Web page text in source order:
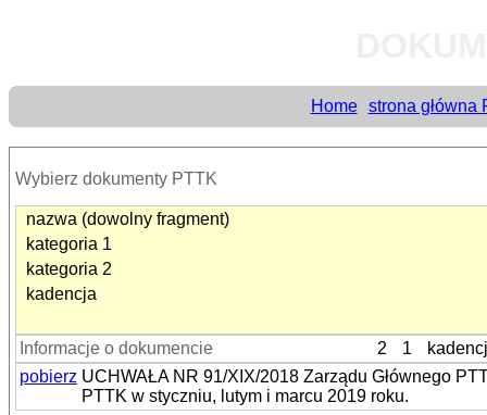
Home strona główna
Wybierz dokumenty PTTK
nazwa (dowolny fragment)
kategoria 1
kategoria 2
kadencja
Informacje o dokumencie 2 1
pobierz UCHWAŁA NR 91/XIX/2018 Zarządu Głównego
PTTK w styczniu, lutym i marcu 2019 roku.